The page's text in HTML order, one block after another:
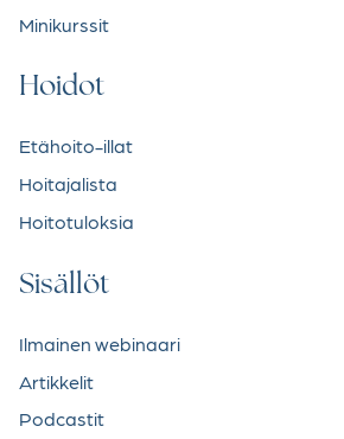
Minikurssit
Hoidot
Etähoito-illat
Hoitajalista
Hoitotuloksia
Sisällöt
Ilmainen webinaari
Artikkelit
Podcastit